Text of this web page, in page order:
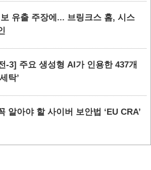
유출 주장에... 브링크스 홈, 시스
-3] 주요 생성형 AI가 인용한 437개
탁’
알아야 할 사이버 보안법 ‘EU CRA’